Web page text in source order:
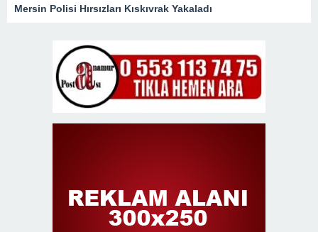
Mersin Polisi Hırsızları Kıskıvrak Yakaladı